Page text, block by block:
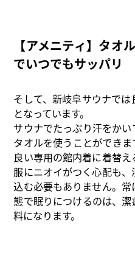
【アメニティ】タオ
でいつでもサッパリ
そして、新岐阜サウナでは
となっています。
サウナでたっぷり汗をか
タオルを使うことができ
良い専用の館内着に着替
服にニオイがつく心配も
込む必要もありません。
態で眠りにつけるのは、
料になります。